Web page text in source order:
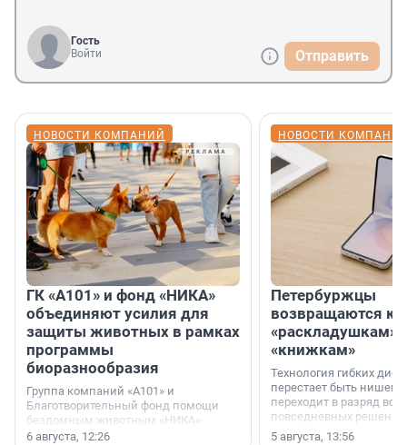
Гость
Войти
Отправить
НОВОСТИ КОМПАНИЙ
ГК «А101» и фонд «НИКА»
объединяют усилия для
защиты животных в рамках
программы
биоразнообразия
Группа компаний «А101» и
Благотворительный фонд помощи
бездомным животным «НИКА»
заключили соглашение о
6 августа, 12:26
НОВОСТИ
Петербуржцы
возвращаются к
«раскладушкам»
«книжкам»
Технология гибких
перестает быть
переходит в разряд
повседневных
5 августа, 13:56